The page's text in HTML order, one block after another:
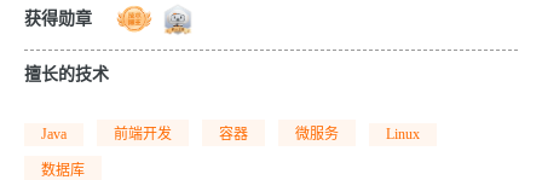
获得勋章
擅长的技术
Java 前端开发 容器 微服务 Linux
数据库